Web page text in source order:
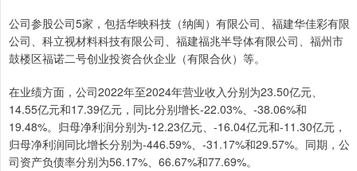
公司参股公司5家，包括华映科技（纳闽）有限公司、福建华佳彩有限
公司、科立视材料科技有限公司、福建福兆半导体有限公司、福州市
鼓楼区福诺二号创业投资合伙企业（有限合伙）等。
在业绩方面，公司2022年至2024年营业收入分别为23.50亿元、
14.55亿元和17.39亿元，同比分别增长-22.03%、-38.06%和
19.48%。归母净利润分别为-12.23亿元、-16.04亿元和-11.30亿元，
归母净利润同比增长分别为-446.59%、-31.17%和29.57%。同期，公
司资产负债率分别为56.17%、66.67%和77.69%。